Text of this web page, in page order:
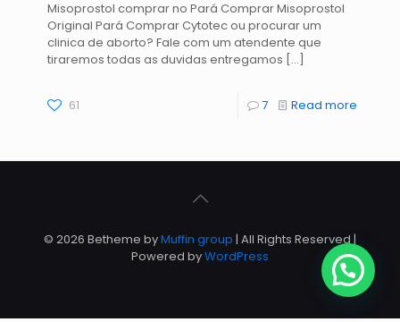
Misoprostol comprar no Pará Comprar Misoprostol
Original Pará Comprar Cytotec ou procurar um
clinica de aborto? Fale com um atendente que
tiraremos todas as duvidas entregamos […]
61 7 Read more
© 2026 Betheme byMuffin group | All Rights Reserved |
Powered byWordPress